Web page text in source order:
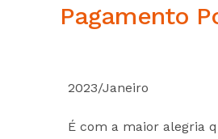
Pagamento
2023/Janeiro
É com a maior alegria